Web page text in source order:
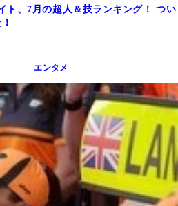
ト、7月の超人＆技ランキング！ つい
エンタメ